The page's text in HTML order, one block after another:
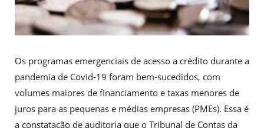
Os programas emergenciais de acesso a crédito durante a
pandemia de Covid-19 foram bem-sucedidos, com
volumes maiores de financiamento e taxas menores de
juros para as pequenas e médias empresas (PMEs). Essa é
a constatação de auditoria que o Tribunal de Contas da